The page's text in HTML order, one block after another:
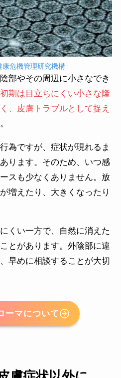
康危機管理研究機構
部やその周辺に小さなでき
初期は目立ちにくい小さな隆
、皮膚トラブルとして捉え
為ですが、症状が現れるま
ります。そのため、いつ感
スも少なくありません。放
増えたり、大きくなったり
くい一方で、自然に消えた
とがあります。外陰部に違
早めに相談することが大切
ーマについて